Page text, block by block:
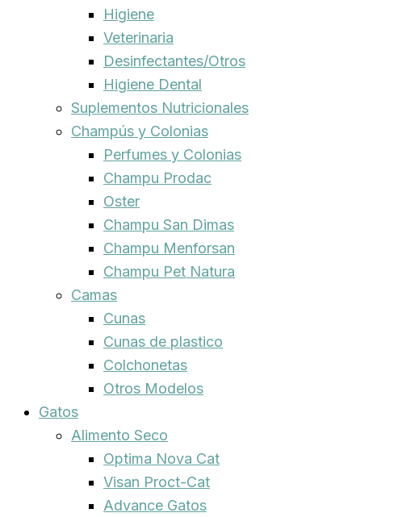
Higiene
Veterinaria
Desinfectantes/Otros
Higiene Dental
Suplementos Nutricionales
Champús y Colonias
Perfumes y Colonias
Champu Prodac
Oster
Champu San Dimas
Champu Menforsan
Champu Pet Natura
Camas
Cunas
Cunas de plastico
Colchonetas
Otros Modelos
Gatos
Alimento Seco
Optima Nova Cat
Visan Proct-Cat
Advance Gatos